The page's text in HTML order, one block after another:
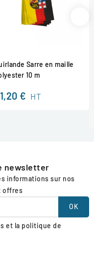
Sarre en maille
10 m
€ HT
newsletter
informations sur nos
offres
et la politique de